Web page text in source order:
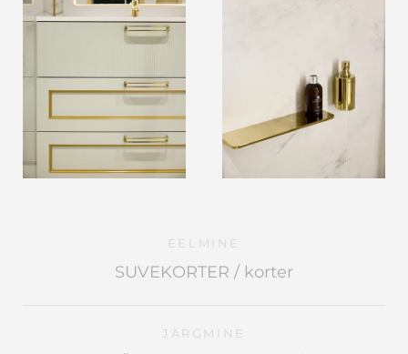
EELMINE
SUVEKORTER / korter
JÄRGMINE